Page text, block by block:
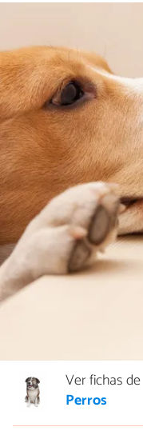
Ver fichas de
Perros